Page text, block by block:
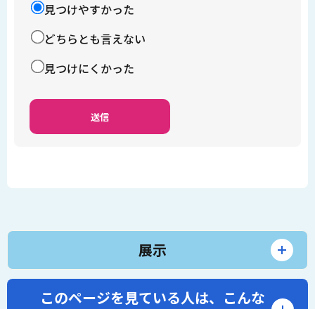
見つけやすかった
どちらとも言えない
見つけにくかった
展示
このページを見ている人は、 こんな